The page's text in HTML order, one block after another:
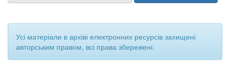
Усі матеріали в архіві електронних ресурсів захищені
авторським правом, всі права збережені.